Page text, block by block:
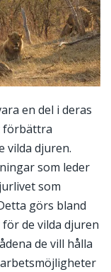
en del i deras
förbättra
vilda djuren.
som leder
som
görs bland
de vilda djuren
de vill hålla